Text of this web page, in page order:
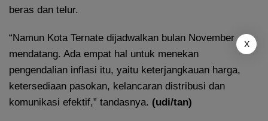
beras dan telur.
“Namun Kota Ternate dijadwalkan bulan November
mendatang. Ada empat hal untuk menekan
pengendalian inflasi itu, yaitu keterjangkauan harga,
ketersediaan pasokan, kelancaran distribusi dan
komunikasi efektif,” tandasnya. (udi/tan)
X